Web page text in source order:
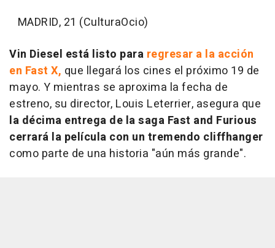
MADRID, 21 (CulturaOcio)
Vin Diesel está listo para regresar a la acción
en Fast X, que llegará los cines el próximo 19 de
mayo. Y mientras se aproxima la fecha de
estreno, su director, Louis Leterrier, asegura que
la décima entrega de la saga Fast and Furious
cerrará la película con un tremendo cliffhanger
como parte de una historia "aún más grande".